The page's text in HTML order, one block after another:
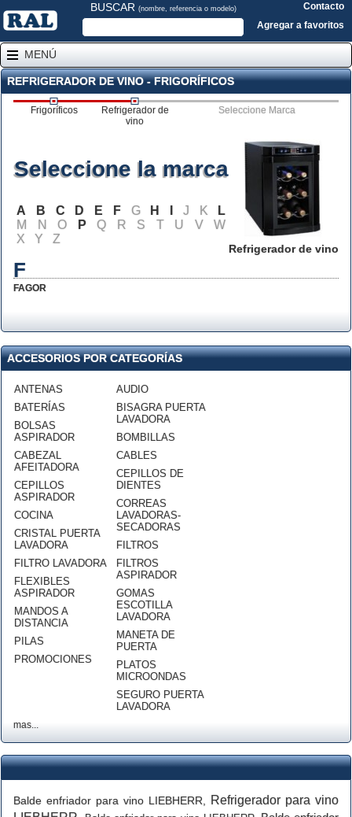
BUSCAR (nombre, referencia o modelo)
Contacto
Agregar a favoritos
MENÚ
REFRIGERADOR DE VINO - FRIGORÍFICOS
Frigoríficos
Refrigerador de
vino
Seleccione Marca
Refrigerador de vino
Seleccione la marca
A B C D E F G H J K
L
M
N O P Q R S T U V
W
X
Y Z
F
FAGOR
ACCESORIOS POR CATEGORÍAS
ANTENAS
BATERÍAS
BOLSAS
ASPIRADOR
CABEZAL
AFEITADORA
CEPILLOS
ASPIRADOR
COCINA
CRISTAL PUERTA
LAVADORA
FILTRO LAVADORA
FLEXIBLES
ASPIRADOR
MANDOS A
DISTANCIA
PILAS
PROMOCIONES
AUDIO
BISAGRA PUERTA
LAVADORA
BOMBILLAS
CABLES
CEPILLOS DE
DIENTES
CORREAS
LAVADORAS-
SECADORAS
FILTROS
FILTROS
ASPIRADOR
GOMAS
ESCOTILLA
LAVADORA
MANETA DE
PUERTA
PLATOS
MICROONDAS
SEGURO PUERTA
LAVADORA
mas...
Balde enfriador para vino LIEBHERR
Refrigerador para vino